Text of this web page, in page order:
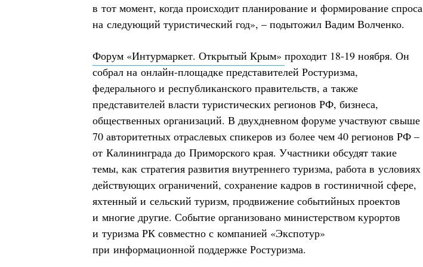
в тот момент, когда происходит планирование и формирование спроса
на следующий туристический год», – подытожил Вадим Волченко.
Форум «Интурмаркет. Открытый Крым» проходит 18-19 ноября. Он
собрал на онлайн-площадке представителей Ростуризма,
федерального и республиканского правительств, а также
представителей власти туристических регионов РФ, бизнеса,
общественных организаций. В двухдневном форуме участвуют свыше
70 авторитетных отраслевых спикеров из более чем 40 регионов РФ –
от Калининграда до Приморского края. Участники обсудят такие
темы, как стратегия развития внутреннего туризма, работа в условиях
действующих ограничений, сохранение кадров в гостиничной сфере,
яхтенный и сельский туризм, продвижение событийных проектов
и многие другие. Событие организовано министерством курортов
и туризма РК совместно с компанией «Экспотур»
при информационной поддержке Ростуризма.